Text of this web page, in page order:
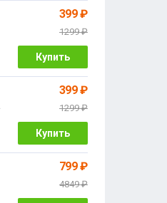
399 ₽
1299 ₽
Купить
399 ₽
1299 ₽
Купить
799 ₽
4849 ₽